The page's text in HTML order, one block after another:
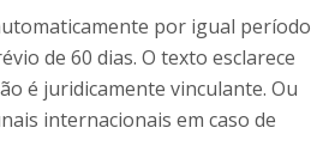
por igual período
de 60 dias. O texto esclarece
é juridicamente vinculante. Ou
internacionais em caso de